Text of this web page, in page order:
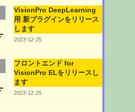
VisionPro DeepLearning
用 新プラグインをリリース
します
2023-12-25
フロントエンド for
VisionPro ELをリリースし
ます
2023-12-25